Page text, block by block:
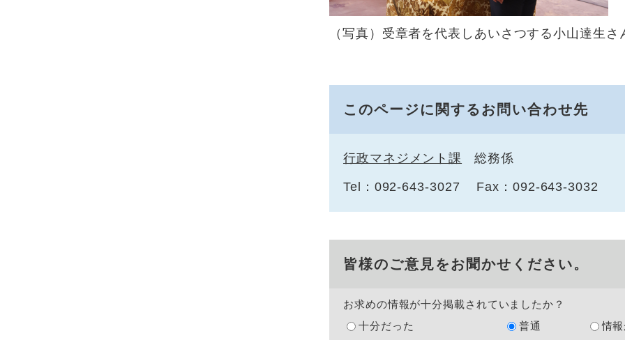
（写真）受章者を代表しあいさつする小山達生さ
このページに関するお問い合わせ先
行政マネジメント課 総務係
Tel：092-643-3027 Fax：092-643-3032
皆様のご意見をお聞かせください。
お求めの情報が十分掲載されていましたか？
十分だった
普通 情